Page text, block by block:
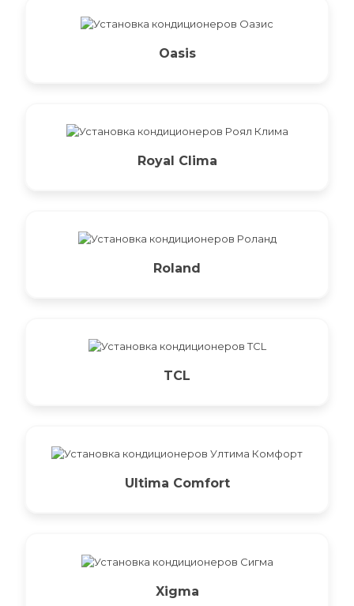
Oasis
Royal Clima
Roland
TCL
Ultima Comfort
Xigma